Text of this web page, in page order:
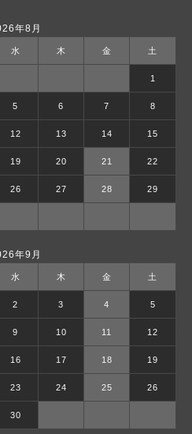
年8月
水 木 金 土
1
5 6 7 8
12 13 14 15
19 20 21 22
26 27 28 29
年9月
水 木 金 土
2 3 4 5
9 10 11 12
16 17 18 19
23 24 25 26
30